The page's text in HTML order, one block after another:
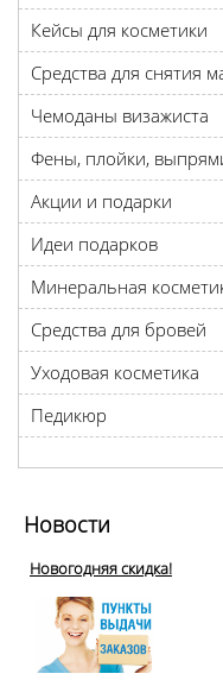
Кейсы для косметики
Средства для снятия
Чемоданы визажиста
Фены, плойки,
Акции и подарки
Идеи подарков
Минеральная
Средства для бровей
Уходовая косметика
Педикюр
Новости
Новогодняя скидка!